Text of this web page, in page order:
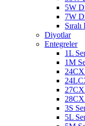
5W
7W
Diyotlar
Entegreler
1L
1M
3S
5L